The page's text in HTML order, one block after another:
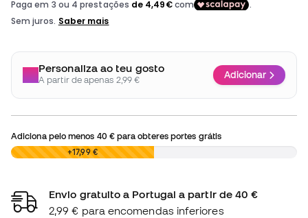
Personaliza ao teu gosto
A partir de apenas 2,99 € Adicionar
Adiciona pelo menos 40 €para obteres portes grátis
0,00 € +17,99 €
Envio gratuito a Portugal a partir de 40 €
2,99 € para encomendas inferiores